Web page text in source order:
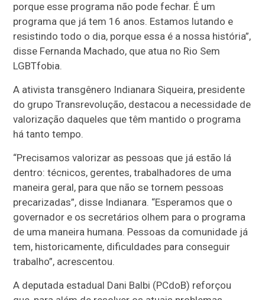
porque esse programa não pode fechar. É um
programa que já tem 16 anos. Estamos lutando e
resistindo todo o dia, porque essa é a nossa história”,
disse Fernanda Machado, que atua no Rio Sem
LGBTfobia.
A ativista transgênero Indianara Siqueira, presidente
do grupo Transrevolução, destacou a necessidade de
valorização daqueles que têm mantido o programa
há tanto tempo.
“Precisamos valorizar as pessoas que já estão lá
dentro: técnicos, gerentes, trabalhadores de uma
maneira geral, para que não se tornem pessoas
precarizadas”, disse Indianara. “Esperamos que o
governador e os secretários olhem para o programa
de uma maneira humana. Pessoas da comunidade já
tem, historicamente, dificuldades para conseguir
trabalho”, acrescentou.
A deputada estadual Dani Balbi (PCdoB) reforçou